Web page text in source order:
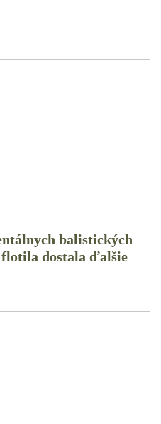
balistických
dostala ďalšie